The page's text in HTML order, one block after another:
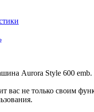
Aurora Style 600 emb.
вас не только своим